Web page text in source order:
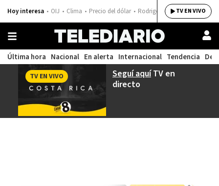
Hoy interesa OIJ Clima Precio del dólar Rodrigo ChavesTV EN VIVO
Última hora Nacional En alerta Internacional Tendencia
Seguí aquíTV en
directo
TV EN VIVO